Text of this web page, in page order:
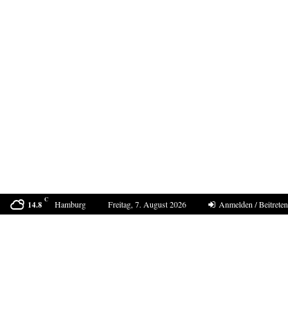
14.8 C Hamburg Freitag, 7. August 2026 Anmelden / Beitreten
Der Sommer 2040 in Europa